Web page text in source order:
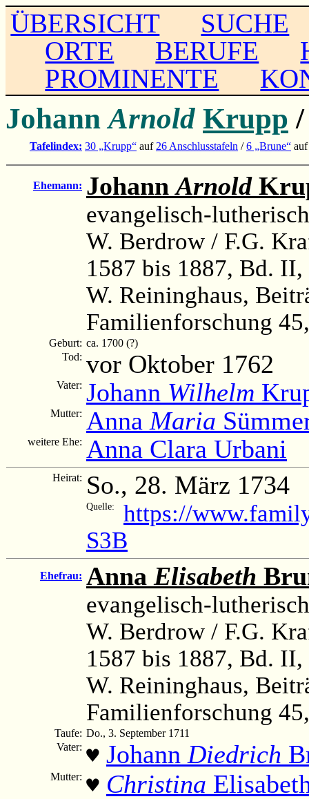
ÜBERSICHT
SUCHE
ORTE
BERUFE
PROMINENTE
JohannArnold Krupp
Tafelindex: 30 „Krupp“ auf 26 Anschlusstafeln /6 „Brune“
Ehemann: JohannArnold
evangelisch-
W. Berdrow / F.G.
1587 bis 1887, Bd.
W. Reininghaus,
Familienforschung
Geburt: ca. 1700 (?)
Tod: vor Oktober 1762
Vater: Johann Wilhelm
Mutter: Anna Maria
weitere Ehe: Anna Clara Urbani
Heirat: So., 28. März 1734
Quelle:
https://
S3B
Ehefrau: Anna Elisabeth
evangelisch-lutherisch
W. Berdrow / F.G.
1587 bis 1887, Bd.
W. Reininghaus,
Familienforschung
Taufe: Do., 3. September 1711
Vater: ♥ Johann Diedrich
Mutter: ♥ Christina